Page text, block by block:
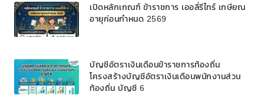
เปิดหลักเกณฑ์ ข้าราชการ เออลี่รีไทร์ เกษียณ
อายุก่อนกำหนด 2569
บัญชีอัตราเงินเดือนข้าราชการท้องถิ่น
โครงสร้างบัญชีอัตราเงินเดือนพนักงานส่วน
ท้องถิ่น บัญชี 6